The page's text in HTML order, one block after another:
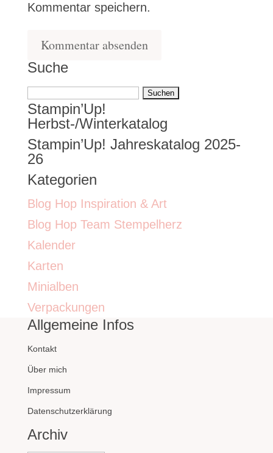
Kommentar speichern.
Suche
Suchen
nach:
Stampin’Up!
Herbst-/Winterkatalog
Stampin’Up! Jahreskatalog 2025-
26
Kategorien
Blog Hop Inspiration & Art
Blog Hop Team Stempelherz
Kalender
Karten
Minialben
Verpackungen
Allgemeine Infos
Kontakt
Über mich
Impressum
Datenschutzerklärung
Archiv